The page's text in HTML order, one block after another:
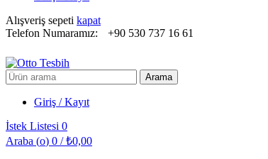
Alışveriş sepeti kapat
Telefon Numaramız:
+90 530 737 16 61
Arayın: Arama
Giriş / Kayıt
İstek Listesi 0
Araba (o) 0 / ₺0,00